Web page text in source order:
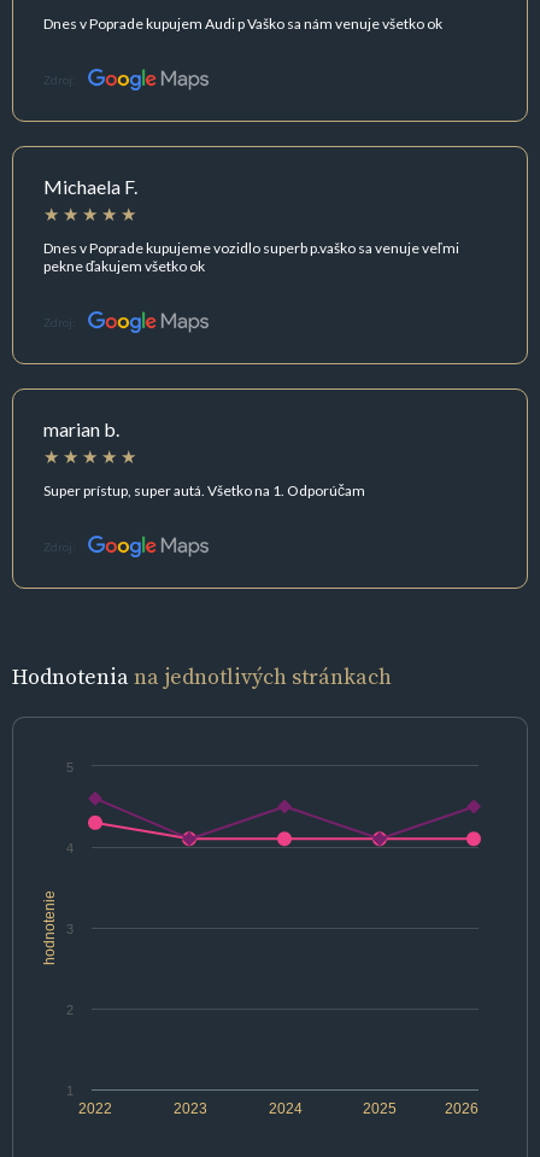
Dnes v Poprade kupujem Audi p Vaško sa nám venuje všetko ok
Zdroj:
Michaela F.
Dnes v Poprade kupujeme vozidlo superb p.vaško sa venuje veľmi
pekne ďakujem všetko ok
Zdroj:
marian b.
Super prístup, super autá. Všetko na 1. Odporúčam
Zdroj:
Hodnoteniana jednotlivých stránkach
hodnotenie
2022 2024 2026
2023 2025
1
2
3
4
5